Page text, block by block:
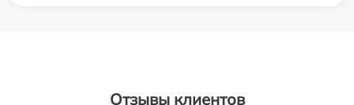
Отзывы клиентов